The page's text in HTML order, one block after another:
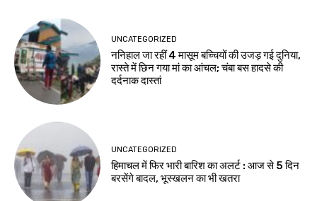
UNCATEGORIZED
ननिहाल जा रहीं 4 मासूम बच्चियों की उजड़ गई दुनिया,
रास्ते में छिन गया मां का आंचल; चंबा बस हादसे की
दर्दनाक दास्तां
UNCATEGORIZED
हिमाचल में फिर भारी बारिश का अलर्ट : आज से 5 दिन
बरसेंगे बादल, भूस्खलन का भी खतरा